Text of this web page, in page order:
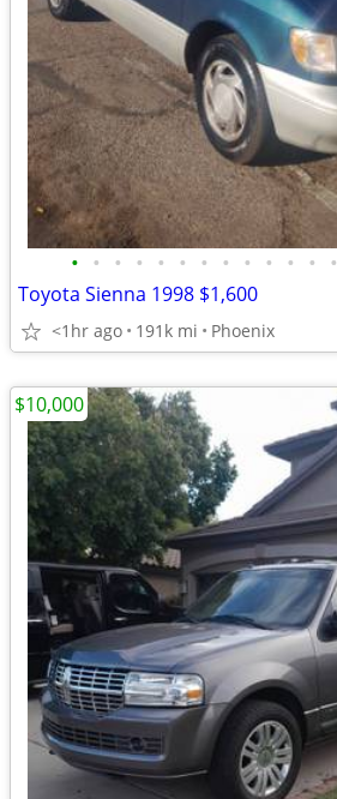
• • • • • • • • • • • • •
Toyota Sienna 1998 $1,600
<1hr ago 191k mi Phoenix
$10,000